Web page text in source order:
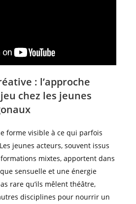
: l’approche
chez les jeunes
forme visible à ce qui parfois
jeunes acteurs, souvent issus
formations mixtes, apportent dans
sensuelle et une énergie
rare qu’ils mêlent théâtre,
disciplines pour nourrir un